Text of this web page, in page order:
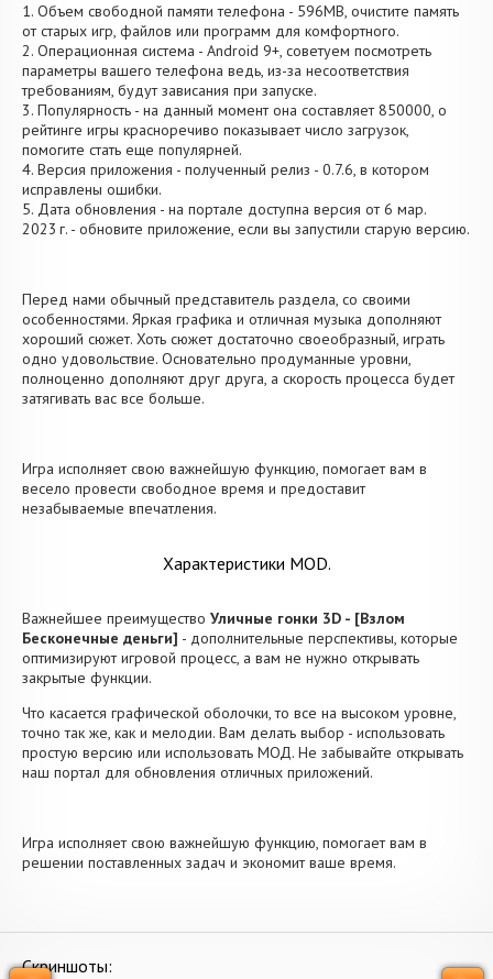
1. Объем свободной памяти телефона - 596MB, очистите память
от старых игр, файлов или программ для комфортного.
2. Операционная система - Android 9+, советуем посмотреть
параметры вашего телефона ведь, из-за несоответствия
требованиям, будут зависания при запуске.
3. Популярность - на данный момент она составляет 850000, о
рейтинге игры красноречиво показывает число загрузок,
помогите стать еще популярней.
4. Версия приложения - полученный релиз - 0.7.6, в котором
исправлены ошибки.
5. Дата обновления - на портале доступна версия от 6 мар.
2023 г. - обновите приложение, если вы запустили старую версию.
Перед нами обычный представитель раздела, со своими
особенностями. Яркая графика и отличная музыка дополняют
хороший сюжет. Хоть сюжет достаточно своеобразный, играть
одно удовольствие. Основательно продуманные уровни,
полноценно дополняют друг друга, а скорость процесса будет
затягивать вас все больше.
Игра исполняет свою важнейшую функцию, помогает вам в
весело провести свободное время и предоставит
незабываемые впечатления.
Характеристики MOD.
Важнейшее преимущество Уличные гонки 3D - [Взлом
Бесконечные деньги] - дополнительные перспективы, которые
оптимизируют игровой процесс, а вам не нужно открывать
закрытые функции.
Что касается графической оболочки, то все на высоком уровне,
точно так же, как и мелодии. Вам делать выбор - использовать
простую версию или использовать МОД. Не забывайте открывать
наш портал для обновления отличных приложений.
Игра исполняет свою важнейшую функцию, помогает вам в
решении поставленных задач и экономит ваше время.
Скриншоты: